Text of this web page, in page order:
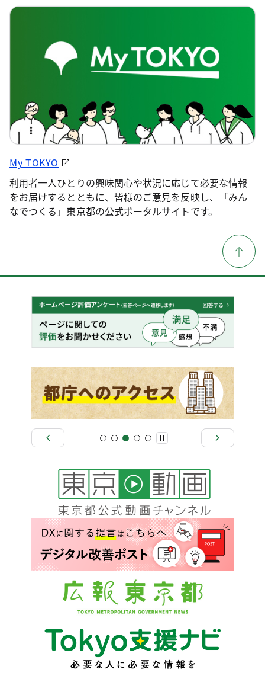
My TOKYO
利用者一人ひとりの興味関心や状況に応じて必要な情報
をお届けするとともに、皆様のご意見を反映し、「みん
なでつくる」東京都の公式ポータルサイトです。